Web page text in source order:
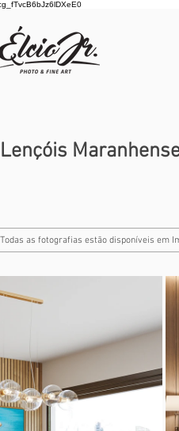
Lençóis
Todas as fotografias estão disponíveis em